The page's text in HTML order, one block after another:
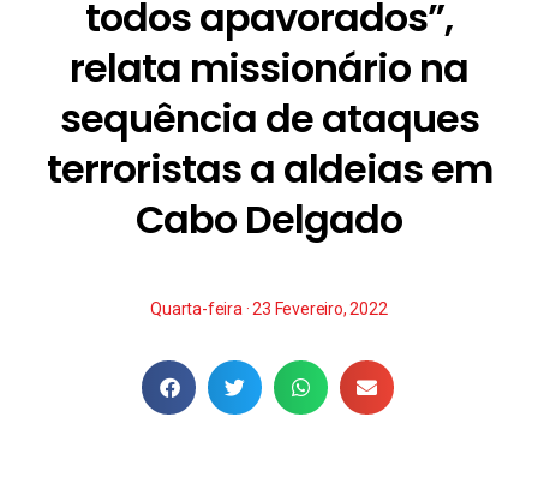
todos apavorados”,
relata missionário na
sequência de ataques
terroristas a aldeias em
Cabo Delgado
Quarta-feira · 23 Fevereiro, 2022